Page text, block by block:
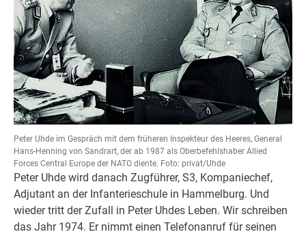
Peter Uhde im Gespräch mit dem früheren Inspekteur des Heeres, General
Hans-Henning von Sandrart, der ab 1987 als Oberbefehlshaber Allied
Forces Central Europe der NATO diente. Foto: privat/Uhde
Peter Uhde wird danach Zugführer, S3, Kompaniechef,
Adjutant an der Infanterieschule in Hammelburg. Und
wieder tritt der Zufall in Peter Uhdes Leben. Wir schreiben
das Jahr 1974. Er nimmt einen Telefonanruf für seinen